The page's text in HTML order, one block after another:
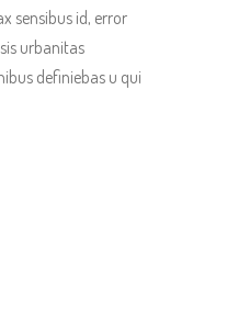
sensibus id, error
urbanitas
definiebas u qui